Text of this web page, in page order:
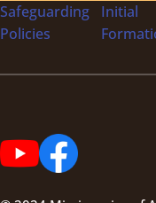
Safeguarding
Policies
Initial